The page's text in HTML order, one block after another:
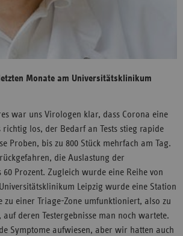
Monate am Universitätsklinikum
war uns Virologen klar, dass Corona eine
los, der Bedarf an Tests stieg rapide
Proben, bis zu 800 Stück mehrfach am Tag.
die Auslastung der
Prozent. Zugleich wurde eine Reihe von
Leipzig wurde eine Station
einer Triage-Zone umfunktioniert, also zu
deren Testergebnisse man noch wartete.
Symptome aufwiesen, aber wir hatten auch